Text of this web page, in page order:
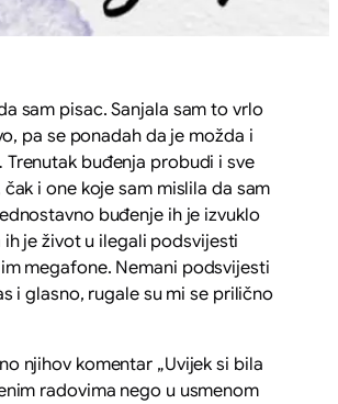
sam pisac. Sanjala sam to vrlo
pa se ponadah da je možda i
buđenja probudi i sve
i one koje sam mislila da sam
buđenje ih je izvuklo
ih je život u ilegali podsvijesti
megafone. Nemani podsvijesti
i glasno, rugale su mi se prilično
njihov komentar „Uvijek si bila
radovima nego u usmenom